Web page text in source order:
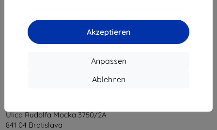
Akzeptieren
Anpassen
Ablehnen
1
Ulica Rudolfa Mocka 3750/2A
841 04 Bratislava